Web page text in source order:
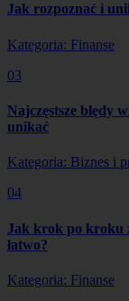
Jak rozpoznać i
Kategoria: Finanse
03
Najczęstsze błędy
unikać
Kategoria: Biznes i
04
Jak krok po kroku
łatwo?
Kategoria: Finanse